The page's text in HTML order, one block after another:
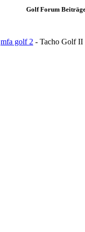
Golf Forum
mfa golf 2 - Tacho Golf